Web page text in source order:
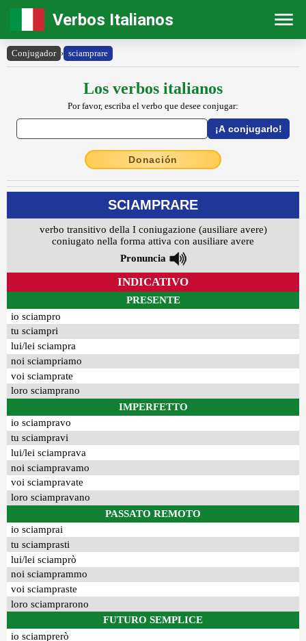
Verbos Italianos
Conjugador › sciamprare
Los verbos italianos
Por favor, escriba el verbo que desee conjugar:
Donación
SCIAMPRARE
verbo transitivo della I coniugazione (ausiliare avere)
coniugato nella forma attiva con ausiliare avere
Pronuncia
INDICATIVO
PRESENTE
io sciampro
tu sciampri
lui/lei sciampra
noi sciampriamo
voi sciamprate
loro sciamprano
IMPERFETTO
io sciampravo
tu sciampravi
lui/lei sciamprava
noi sciampravamo
voi sciampravate
loro sciampravano
PASSATO REMOTO
io sciamprai
tu sciamprasti
lui/lei sciamprò
noi sciamprammo
voi sciampraste
loro sciamprarono
FUTURO SEMPLICE
io sciamprerò